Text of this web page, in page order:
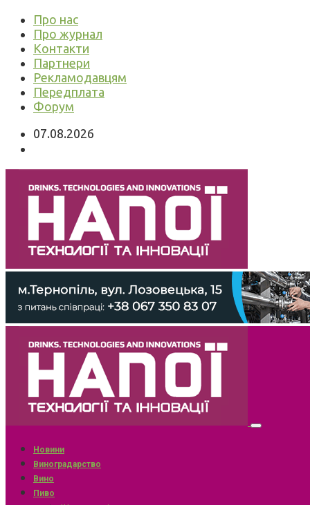
Про нас
Про журнал
Контакти
Партнери
Рекламодавцям
Передплата
Форум
07.08.2026
Новини
Виноградарство
Вино
Пиво